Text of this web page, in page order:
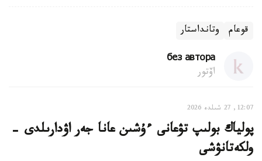
قوعام وتانداستار
без автора
اۆتور
12:07, 27 شىلدە 2026
پولياك بولىپ تۋعانى ءۇشىن عانا جەر اۋدارىلدى -
ولكەتانۋشى